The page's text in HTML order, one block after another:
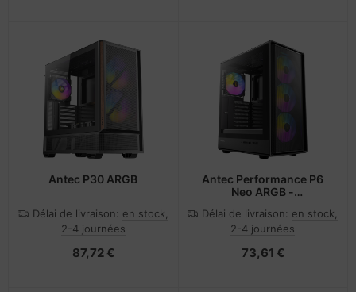
Antec P30 ARGB
Délai de livraison: en stock,
2-4 journées
87,72 €
Antec Performance P6
Neo ARGB -
Délai de livraison: en stock,
2-4 journées
73,61 €